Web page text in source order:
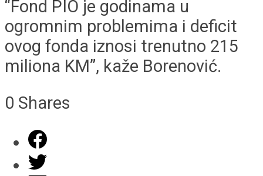
“Fond PIO je godinama u
ogromnim problemima i deficit
ovog fonda iznosi trenutno 215
miliona KM”, kaže Borenović.
0 Shares